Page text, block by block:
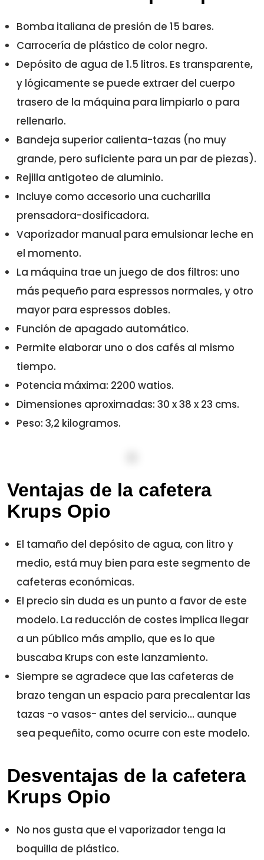
Bomba italiana de presión de 15 bares.
Carrocería de plástico de color negro.
Depósito de agua de 1.5 litros. Es transparente,
y lógicamente se puede extraer del cuerpo
trasero de la máquina para limpiarlo o para
rellenarlo.
Bandeja superior calienta-tazas (no muy
grande, pero suficiente para un par de piezas).
Rejilla antigoteo de aluminio.
Incluye como accesorio una cucharilla
prensadora-dosificadora.
Vaporizador manual para emulsionar leche en
el momento.
La máquina trae un juego de dos filtros: uno
más pequeño para espressos normales, y otro
mayor para espressos dobles.
Función de apagado automático.
Permite elaborar uno o dos cafés al mismo
tiempo.
Potencia máxima: 2200 watios.
Dimensiones aproximadas: 30 x 38 x 23 cms.
Peso: 3,2 kilogramos.
Ventajas de la cafetera
Krups Opio
El tamaño del depósito de agua, con litro y
medio, está muy bien para este segmento de
cafeteras económicas.
El precio sin duda es un punto a favor de este
modelo. La reducción de costes implica llegar
a un público más amplio, que es lo que
buscaba Krups con este lanzamiento.
Siempre se agradece que las cafeteras de
brazo tengan un espacio para precalentar las
tazas -o vasos- antes del servicio… aunque
sea pequeñito, como ocurre con este modelo.
Desventajas de la cafetera
Krups Opio
No nos gusta que el vaporizador tenga la
boquilla de plástico.